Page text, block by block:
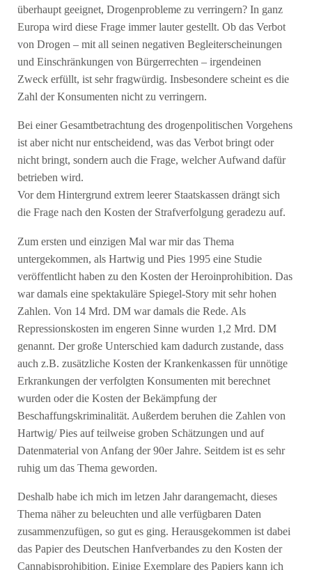
überhaupt geeignet, Drogenprobleme zu verringern? In ganz
Europa wird diese Frage immer lauter gestellt. Ob das Verbot
von Drogen – mit all seinen negativen Begleiterscheinungen
und Einschränkungen von Bürgerrechten – irgendeinen
Zweck erfüllt, ist sehr fragwürdig. Insbesondere scheint es die
Zahl der Konsumenten nicht zu verringern.
Bei einer Gesamtbetrachtung des drogenpolitischen Vorgehens
ist aber nicht nur entscheidend, was das Verbot bringt oder
nicht bringt, sondern auch die Frage, welcher Aufwand dafür
betrieben wird.
Vor dem Hintergrund extrem leerer Staatskassen drängt sich
die Frage nach den Kosten der Strafverfolgung geradezu auf.
Zum ersten und einzigen Mal war mir das Thema
untergekommen, als Hartwig und Pies 1995 eine Studie
veröffentlicht haben zu den Kosten der Heroinprohibition. Das
war damals eine spektakuläre Spiegel-Story mit sehr hohen
Zahlen. Von 14 Mrd. DM war damals die Rede. Als
Repressionskosten im engeren Sinne wurden 1,2 Mrd. DM
genannt. Der große Unterschied kam dadurch zustande, dass
auch z.B. zusätzliche Kosten der Krankenkassen für unnötige
Erkrankungen der verfolgten Konsumenten mit berechnet
wurden oder die Kosten der Bekämpfung der
Beschaffungskriminalität. Außerdem beruhen die Zahlen von
Hartwig/ Pies auf teilweise groben Schätzungen und auf
Datenmaterial von Anfang der 90er Jahre. Seitdem ist es sehr
ruhig um das Thema geworden.
Deshalb habe ich mich im letzen Jahr darangemacht, dieses
Thema näher zu beleuchten und alle verfügbaren Daten
zusammenzufügen, so gut es ging. Herausgekommen ist dabei
das Papier des Deutschen Hanfverbandes zu den Kosten der
Cannabisprohibition. Einige Exemplare des Papiers kann ich